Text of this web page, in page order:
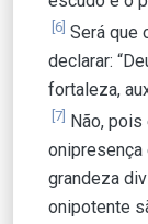
[6] Será que
declarar:
fortaleza,
[7]
Não,
onipresença
grandeza
onipotente